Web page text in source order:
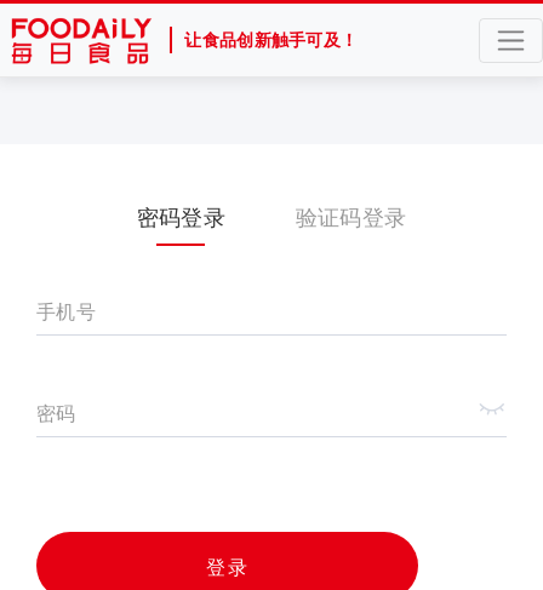
让食品创新触手可及！
密码登录 验证码登录
手机号
密码
登录